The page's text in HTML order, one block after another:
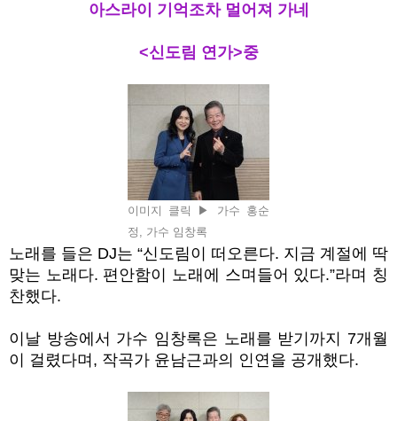
아스라이 기억조차 멀어져 가네
<신도림 연가>중
이미지 클릭 ▶ 가수 홍순
정, 가수 임창록
노래를 들은 DJ는 “신도림이 떠오른다. 지금 계절에 딱
맞는 노래다. 편안함이 노래에 스며들어 있다.”라며 칭
찬했다.
이날 방송에서 가수 임창록은 노래를 받기까지 7개월
이 걸렸다며 , 작곡가 윤남근과의 인연을 공개했다.